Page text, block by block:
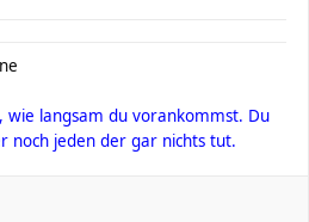
wie langsam du vorankommst. Du
noch jeden der gar nichts tut.